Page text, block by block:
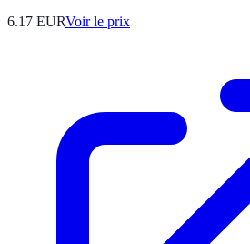
6.17 EURVoir le prix